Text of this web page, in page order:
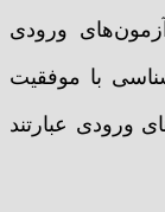
ورودی
با موفقیت
ورودی عبارتند